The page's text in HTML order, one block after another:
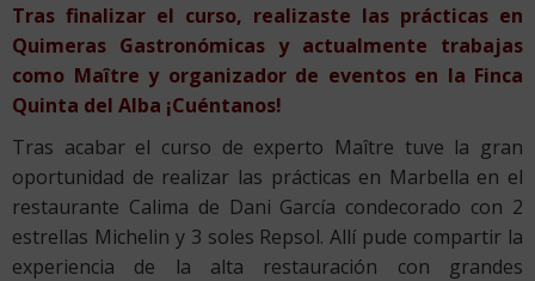
Tras finalizar el curso, realizaste las prácticas en
Quimeras Gastronómicas y actualmente trabajas
como Maître y organizador de eventos en la Finca
Quinta del Alba ¡Cuéntanos!
Tras acabar el curso de experto Maître tuve la gran
oportunidad de realizar las prácticas en Marbella en el
restaurante Calima de Dani García condecorado con 2
estrellas Michelin y 3 soles Repsol. Allí pude compartir la
experiencia de la alta restauración con grandes